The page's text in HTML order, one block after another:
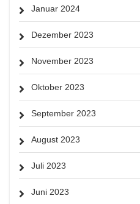
Januar 2024
Dezember 2023
November 2023
Oktober 2023
September 2023
August 2023
Juli 2023
Juni 2023